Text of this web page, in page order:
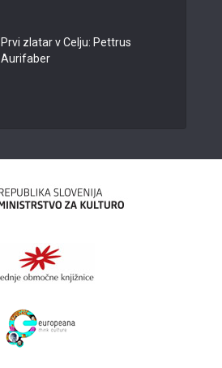
Prvi zlatar v Celju: Pettrus
Aurifaber